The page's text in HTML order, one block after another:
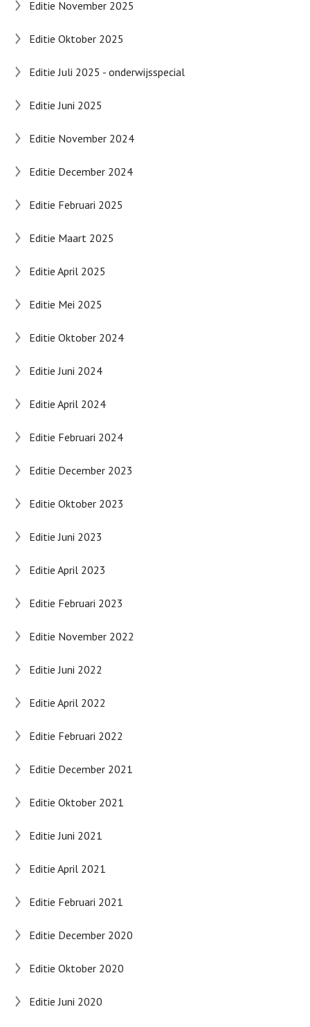
Editie November 2025
Editie Oktober 2025
Editie Juli 2025 - onderwijsspecial
Editie Juni 2025
Editie November 2024
Editie December 2024
Editie Februari 2025
Editie Maart 2025
Editie April 2025
Editie Mei 2025
Editie Oktober 2024
Editie Juni 2024
Editie April 2024
Editie Februari 2024
Editie December 2023
Editie Oktober 2023
Editie Juni 2023
Editie April 2023
Editie Februari 2023
Editie November 2022
Editie Juni 2022
Editie April 2022
Editie Februari 2022
Editie December 2021
Editie Oktober 2021
Editie Juni 2021
Editie April 2021
Editie Februari 2021
Editie December 2020
Editie Oktober 2020
Editie Juni 2020